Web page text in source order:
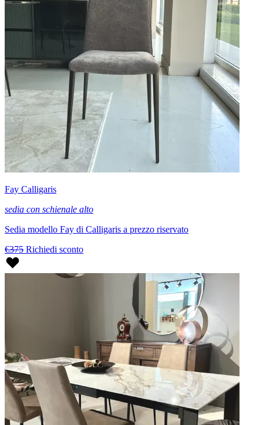
Fay Calligaris
sedia con schienale alto
Sedia modello Fay di Calligaris a prezzo riservato
€375 Richiedi sconto